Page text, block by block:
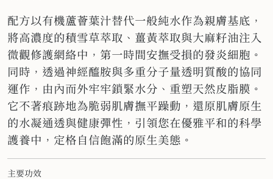
配方以有機蘆薈葉汁替代一般純水作為親膚基底，
將高濃度的積雪草萃取、薑黃萃取與大麻籽油注入
微觀修護網絡中，第一時間安撫受損的發炎細胞。
同時，透過神經醯胺與多重分子量透明質酸的協同
運作，由內而外牢牢鎖緊水分、重塑天然皮脂膜。
它不著痕跡地為脆弱肌膚撫平躁動，還原肌膚原生
的水凝通透與健康彈性，引領您在優雅平和的科學
護養中，定格自信飽滿的原生美態。
主要功效